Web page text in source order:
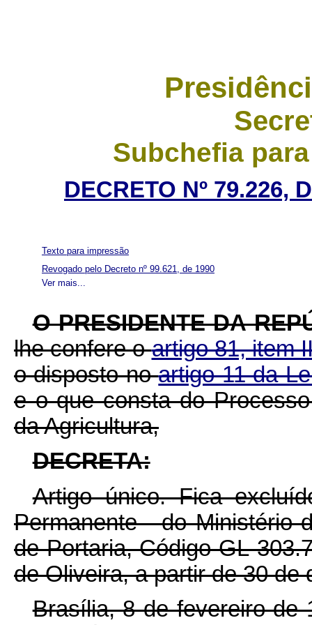
Subchefia
DECRETO Nº 79.226,
Ver mais...
Texto para impressão
Revogado pelo Decreto nº 99.621, de 1990
O PRESIDENTE DA
lhe confere oartigo 81, item
o disposto noartigo 11 da
e o que consta do
da Agricultura,
DECRETA:
Artigo único. Fica
Permanente - do Ministério
de Portaria, Código GL-
de Oliveira, a partir de 30 de
Brasília, 8 de fevereiro de